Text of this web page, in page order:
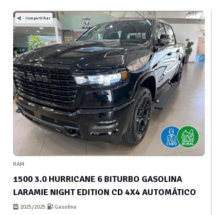
Compartilhar
RAM
1500 3.0 HURRICANE 6 BITURBO GASOLINA
LARAMIE NIGHT EDITION CD 4X4 AUTOMÁTICO
2025/2025
Gasolina